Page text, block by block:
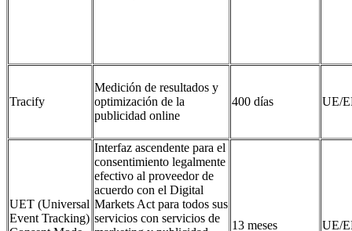
Tracify
Medición de resultados y
optimización de la
publicidad online
400 días UE/
UET (Universal
Event Tracking)
Interfaz ascendente para el
consentimiento legalmente
efectivo al proveedor de
acuerdo con el Digital
Markets Act para todos sus
servicios con servicios de
13 meses UE/